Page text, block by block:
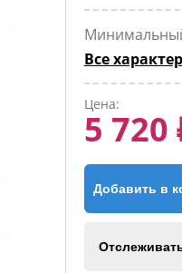
Все
Цена:
5 720
Добавить в